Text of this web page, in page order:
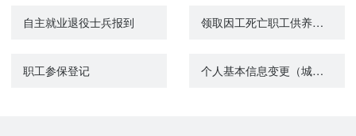
自主就业退役士兵报到 领取因工死亡职工供养亲属待遇资格认证
职工参保登记 个人基本信息变更（城镇企业职工基本养老保险）